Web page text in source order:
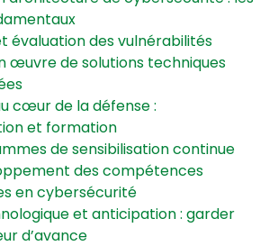
évaluation des vulnérabilités
œuvre de solutions techniques
cœur de la défense :
et formation
de sensibilisation continue
des compétences
en cybersécurité
et anticipation : garder
d’avance